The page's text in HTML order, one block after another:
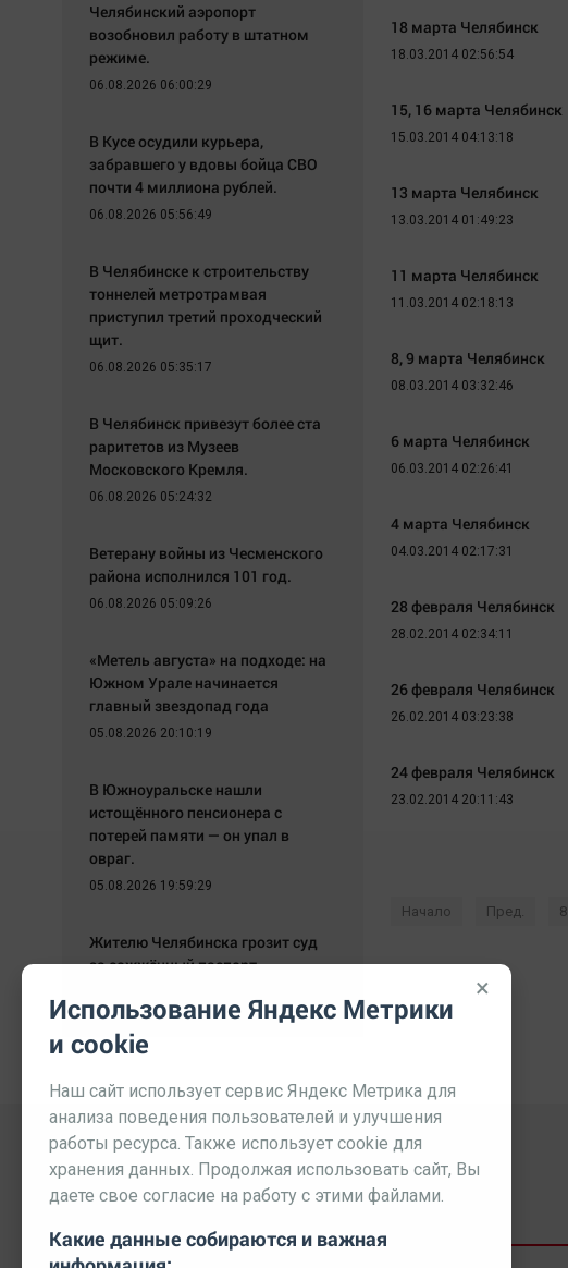
Челябинский аэропорт
возобновил работу в штатном
режиме.
06.08.2026 06:00:29
В Кусе осудили курьера,
забравшего у вдовы бойца СВО
почти 4 миллиона рублей.
06.08.2026 05:56:49
В Челябинске к строительству
тоннелей метротрамвая
приступил третий проходческий
щит.
06.08.2026 05:35:17
В Челябинск привезут более ста
раритетов из Музеев
Московского Кремля.
06.08.2026 05:24:32
Ветерану войны из Чесменского
района исполнился 101 год.
06.08.2026 05:09:26
«Метель августа» на подходе: на
Южном Урале начинается
главный звездопад года
05.08.2026 20:10:19
В Южноуральске нашли
истощённого пенсионера с
потерей памяти — он упал в
овраг.
05.08.2026 19:59:29
Жителю Челябинска грозит суд
за сожжённый паспорт.
18 марта Челябинск
18.03.2014 02:56:54
15, 16 марта Челябинск
15.03.2014 04:13:18
13 марта Челябинск
13.03.2014 01:49:23
11 марта Челябинск
11.03.2014 02:18:13
8, 9 марта Челябинск
08.03.2014 03:32:46
6 марта Челябинск
06.03.2014 02:26:41
4 марта Челябинск
04.03.2014 02:17:31
28 февраля Челябинск
28.02.2014 02:34:11
26 февраля Челябинск
26.02.2014 03:23:38
24 февраля Челябинск
23.02.2014 20:11:43
Начало Пред. 8
×
Использование Яндекс Метрики
и cookie
Наш сайт использует сервис Яндекс Метрика для
анализа поведения пользователей и улучшения
работы ресурса. Также использует cookie для
хранения данных. Продолжая использовать сайт, Вы
даете свое согласие на работу с этими файлами.
Какие данные собираются и важная